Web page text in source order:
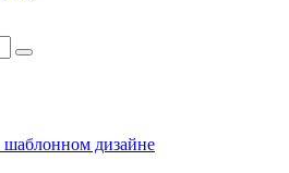
шаблонном дизайне